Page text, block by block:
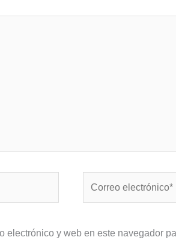
electrónico*
electrónico y web en este navegador